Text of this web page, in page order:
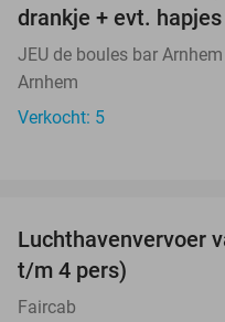
drankje + evt. hapjes
JEU de boules bar Arnhem
Arnhem
Verkocht: 5
Luchthavenvervoer
t/m 4 pers)
Faircab